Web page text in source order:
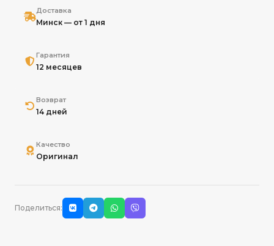
Доставка
Минск — от 1 дня
Гарантия
12 месяцев
Возврат
14 дней
Качество
Оригинал
Поделиться: